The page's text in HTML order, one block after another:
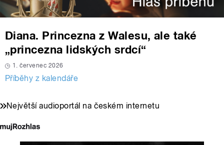
Diana. Princezna z Walesu, ale také
„princezna lidských srdcí“
1. červenec 2026
Příběhy z kalendáře
Největší audioportál na českém internetu